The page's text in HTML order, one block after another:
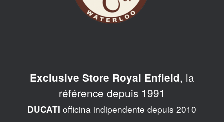
Exclusive Store Royal Enfield, la
référence depuis 1991
DUCATI officina indipendente depuis 2010